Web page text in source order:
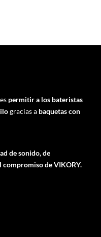
permitir a los bateristas
gracias a baquetas con
de sonido, de
compromiso de VIKORY.